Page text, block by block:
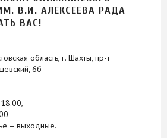
В.И. АЛЕКСЕЕВА РАДА
ВАС!
область, г. Шахты, пр-т
6б
– выходные.